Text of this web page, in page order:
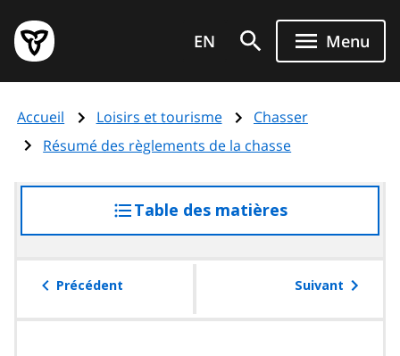
au
contenu
principal
Page
d'accueil
de
l'Ontario
EN Menu
Accueil Loisirs et tourisme
Chasser
Résumé des règlements de la chasse
Table des matières
à
table
Précédent Suivant